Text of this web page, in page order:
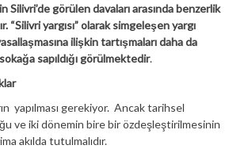
görülen davaları arasında benzerlik
“Silivri yargısı” olarak simgeleşen yargı
ilişkin tartışmaları daha da
sapıldığı görülmektedir.
yapılması gerekiyor. Ancak tarihsel
ve iki dönemin bire bir özdeşleştirilmesinin
akılda tutulmalıdır.